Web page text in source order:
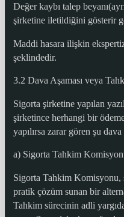
Değer kaybı talep
şirketine iletildiğini gösterir
Maddi hasara ilişkin
şeklindedir.
3.2 Dava Aşaması veya
Sigorta şirketine yapılan
şirketince herhangi bir
yapılırsa zarar gören şu
a) Sigorta Tahkim
Sigorta Tahkim Komisyonu,
pratik çözüm sunan bir
Tahkim sürecinin adli